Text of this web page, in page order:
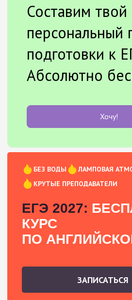
Составим твой
персональный
подготовки к
Абсолютно
Хочу!
БЕЗ ВОДЫ
ЛАМПОВАЯ
КРУТЫЕ ПРЕПОДАВАТЕЛИ
ЕГЭ 2027:
КУРС
ПО
ЗАПИСАТЬСЯ